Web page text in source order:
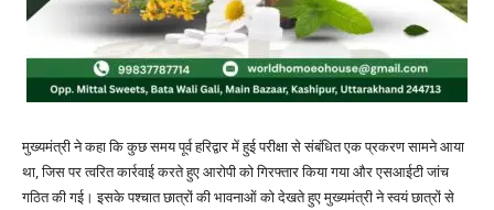
मुख्यमंत्री ने कहा कि कुछ समय पूर्व हरिद्वार में हुई परीक्षा से संबंधित एक प्रकरण सामने आया
था, जिस पर त्वरित कार्रवाई करते हुए आरोपी को गिरफ्तार किया गया और एसआईटी जांच
गठित की गई। इसके पश्चात छात्रों की भावनाओं को देखते हुए मुख्यमंत्री ने स्वयं छात्रों से